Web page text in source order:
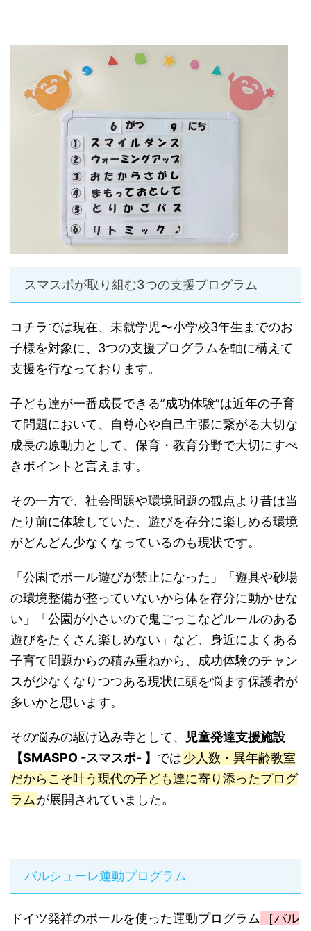
スマスポが取り組む3つの支援プログラム
コチラでは現在、未就学児〜小学校3年生までのお
子様を対象に、3つの支援プログラムを軸に構えて
支援を行なっております。
子ども達が一番成長できる”成功体験”は近年の子育
て問題において、自尊心や自己主張に繋がる大切な
成長の原動力として、保育・教育分野で大切にすべ
きポイントと言えます。
その一方で、社会問題や環境問題の観点より昔は当
たり前に体験していた、遊びを存分に楽しめる環境
がどんどん少なくなっているのも現状です。
「公園でボール遊びが禁止になった」「遊具や砂場
の環境整備が整っていないから体を存分に動かせな
い」「公園が小さいので鬼ごっこなどルールのある
遊びをたくさん楽しめない」など、身近によくある
子育て問題からの積み重ねから、成功体験のチャン
スが少なくなりつつある現状に頭を悩ます保護者が
多いかと思います。
その悩みの駆け込み寺として、 児童発達支援施設
【SMASPO -スマスポ- 】 では少人数・異年齢教室
だからこそ叶う現代の子ども達に寄り添ったプログ
ラムが展開されていました。
バルシューレ運動プログラム
ドイツ発祥のボールを使った運動プログラム
［バル